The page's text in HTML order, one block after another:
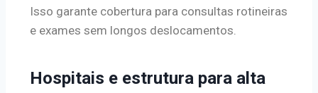
Isso garante cobertura para consultas rotineiras
e exames sem longos deslocamentos.
Hospitais e estrutura para alta